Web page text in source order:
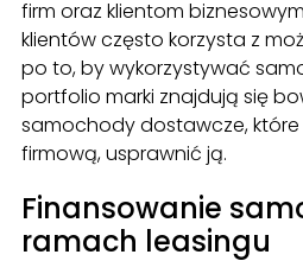
firm oraz klientom
klientów często korzysta z
po to, by wykorzystywać
portfolio marki znajdują się
samochody dostawcze,
firmową, usprawnić ją.
Finansowanie
ramach leasingu